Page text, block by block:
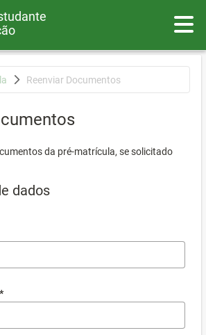
Reenviar Documentos
da pré-matrícula, se solicitado
dados
*